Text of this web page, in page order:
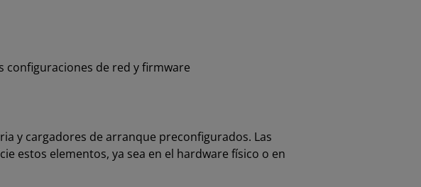
configuraciones de red y firmware
y cargadores de arranque preconfigurados. Las
estos elementos, ya sea en el hardware físico o en